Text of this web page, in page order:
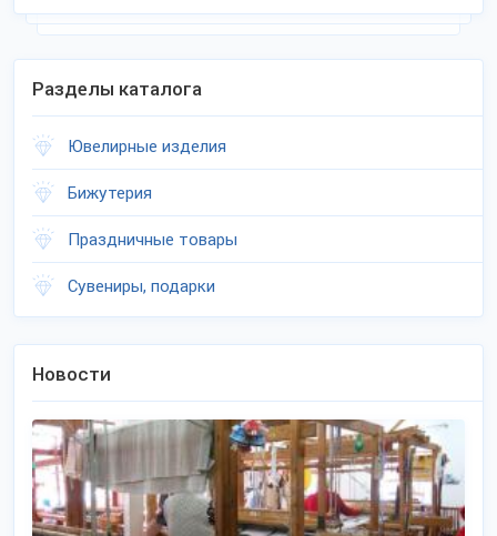
Разделы каталога
Ювелирные изделия
Бижутерия
Праздничные товары
Сувениры, подарки
Новости